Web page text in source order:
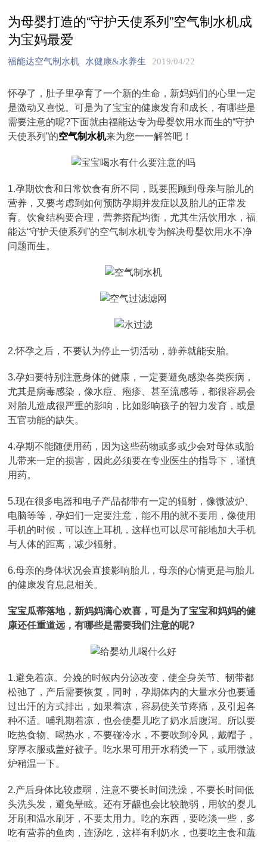
为母婴打造的“守护天使系列”空气制水机成
为宝妈最爱
福能达空气制水机 水健康&水养生 2019/04/22
怀孕了，肚子里孕育了一个新的生命，新妈妈们的心里一定
是激动又喜悦。可是为了宝宝的健康发育和成长，有哪些是
需要注意的呢?下面就由福能达专为母婴饮用水而生的“守护
天使系列”的空气制水机来为您一一解答吧！
1.孕期饮食和日常饮食有所不同，既要照顾到母亲与胎儿的
营养，又要考虑到如何预防孕期并发症以及胎儿的正常发
育。饮食结构要合理，营养搭配均衡，尤其生活饮用水，福
能达“守护天使系列”的空气制水机专为解决母婴饮用水不净
问题而生。
2.怀孕之后，不要认为停止一切活动，静养就能安胎。
3.孕妇要特别注意身体的健康，一定要避免感染各类疾病，
尤其是病毒感染，像水痘、疱疹、甚至流感等，都很容易会
对胎儿造成很严重的影响，比如影响孩子的智力发育，或是
五官功能的缺失。
4.孕期不能随便用药，因为这些药物或多或少会对母体或胎
儿带来一定的损害，因此必须要在专业医生的指导下，谨慎
用药。
5.现在很多电器和电子产品都带有一定的辐射，像微波炉、
电脑等等，孕妇们一定要注意，能不用的就不要用，像使用
手机的时候，可以连上耳机，这样也可以尽可能地加大手机
与人体的距离，减少辐射。
6.母亲的身体状况会直接影响胎儿，母亲的心情更是与胎儿
的健康发育息息相关。
宝宝瓜蒂落地，新妈妈满心欢喜，可是为了宝宝和妈妈的健
康还任重道远，有哪些是需要我们注意的呢?
1.避免着凉。分娩的时候内分泌改变，使全身关节、韧带都
松弛了，产后需要恢复，同时，孕期体内的大量水分也要通
过出汗的方式排出，如果着凉，容易使关节疼痛，及引起各
种不适。哺乳期着凉，也会使婴儿吃了奶水后腹泻。所以要
吃热食物、喝热水，不要碰冷水，不要吹到冷风，戴帽子，
穿厚衣服或盖好被子。吃水果可用开水稍烫一下，或用微波
炉稍温一下。
2.产后身体比较虚弱，注意不要长时间洗澡，不要长时间低
头洗头发，避免晕眩。还有牙龈也会比较脆弱，用软的婴儿
牙刷和温水刷牙，不要太用力。吃的东西，要吃淡一些，多
吃有营养的鱼肉，连汤吃，这样有利奶水，也要吃主食和蔬